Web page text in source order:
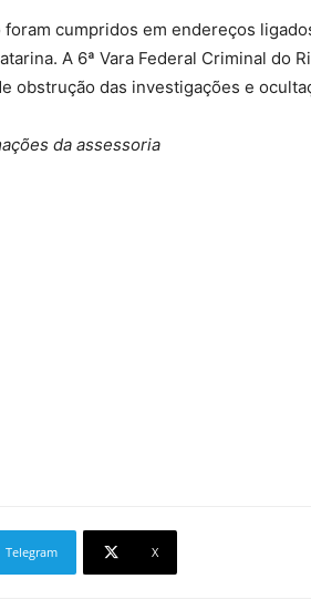
cumpridos em endereços
A 6ª Vara Federal Criminal do
obstrução das investigações e
da assessoria
Telegram X